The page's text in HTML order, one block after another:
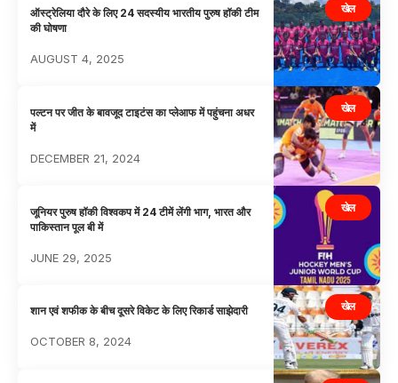
खेल
ऑस्ट्रेलिया दौरे के लिए 24 सदस्यीय भारतीय पुरुष हॉकी टीम
की घोषणा
AUGUST 4, 2025
खेल
पल्टन पर जीत के बावजूद टाइटंस का प्लेआफ में पहुंचना अधर
में
DECEMBER 21, 2024
खेल
जूनियर पुरुष हॉकी विश्वकप में 24 टीमें लेंगी भाग, भारत और
पाकिस्तान पूल बी में
JUNE 29, 2025
खेल
शान एवं शफीक के बीच दूसरे विकेट के लिए रिकार्ड साझेदारी
OCTOBER 8, 2024